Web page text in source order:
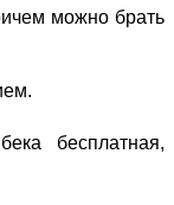
можно брать
бесплатная,